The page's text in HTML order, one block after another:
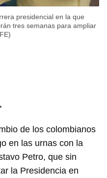
presidencial en la que
tres semanas para ampliar
de los colombianos
en las urnas con la
Petro, que sin
la Presidencia en